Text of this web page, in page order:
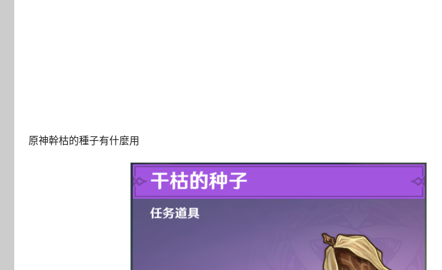
原神幹枯的種子有什麼用